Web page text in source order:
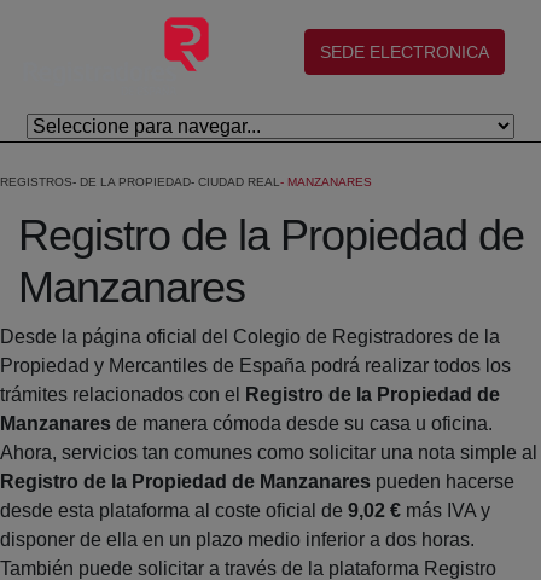
Skip to Main Content
(abre en nueva ventana)
SEDE ELECTRONICA
REGISTROS DE LA PROPIEDAD CIUDAD REAL MANZANARES
Registro de la Propiedad de
Manzanares
Desde la página oficial del Colegio de Registradores de la
Propiedad y Mercantiles de España podrá realizar todos los
trámites relacionados con el
Registro de la Propiedad de
Manzanares de manera cómoda desde su casa u oficina.
Ahora, servicios tan comunes como solicitar una nota simple al
Registro de la Propiedad de Manzanares pueden hacerse
desde esta plataforma al coste oficial de 9,02 € más IVA y
disponer de ella en un plazo medio inferior a dos horas.
También puede solicitar a través de la plataforma Registro